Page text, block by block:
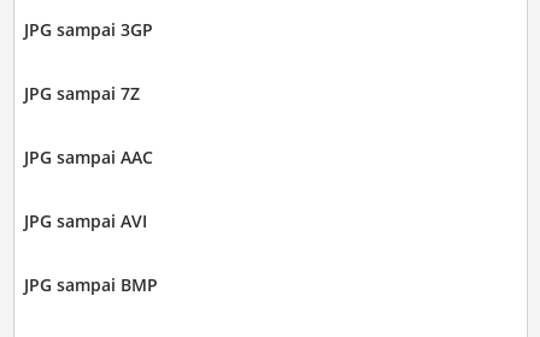
JPG sampai 3GP
JPG sampai 7Z
JPG sampai AAC
JPG sampai AVI
JPG sampai BMP